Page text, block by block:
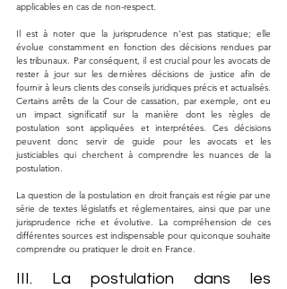
applicables en cas de non-respect.
Il est à noter que la jurisprudence n'est pas statique; elle
évolue constamment en fonction des décisions rendues par
les tribunaux. Par conséquent, il est crucial pour les avocats de
rester à jour sur les dernières décisions de justice afin de
fournir à leurs clients des conseils juridiques précis et actualisés.
Certains arrêts de la Cour de cassation, par exemple, ont eu
un impact significatif sur la manière dont les règles de
postulation sont appliquées et interprétées. Ces décisions
peuvent donc servir de guide pour les avocats et les
justiciables qui cherchent à comprendre les nuances de la
postulation.
La question de la postulation en droit français est régie par une
série de textes législatifs et réglementaires, ainsi que par une
jurisprudence riche et évolutive. La compréhension de ces
différentes sources est indispensable pour quiconque souhaite
comprendre ou pratiquer le droit en France.
III. La postulation dans les